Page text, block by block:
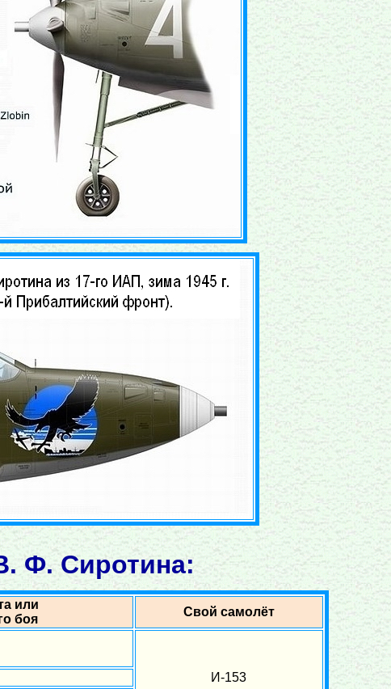
Ф. Сиротина:
или
боя
Свой самолёт
И-153